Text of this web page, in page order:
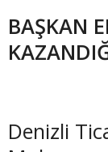
BAŞKAN
Denizli